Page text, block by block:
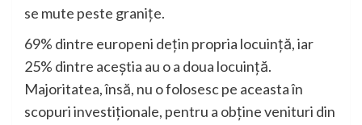
se mute peste granițe.
69% dintre europeni dețin propria locuință, iar
25% dintre aceștia au o a doua locuință.
Majoritatea, însă, nu o folosesc pe aceasta în
scopuri investiționale, pentru a obține venituri din